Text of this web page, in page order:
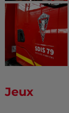
Jeux